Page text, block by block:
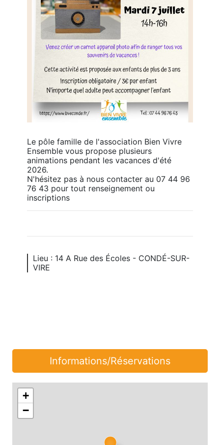
Le pôle famille de l'association Bien Vivre
Ensemble vous propose plusieurs
animations pendant les vacances d'été
2026.
N'hésitez pas à nous contacter au 07 44 96
76 43 pour tout renseignement ou
inscriptions
Lieu : 14 A Rue des Écoles - CONDÉ-SUR-
VIRE
Informations/Réservations
+
−